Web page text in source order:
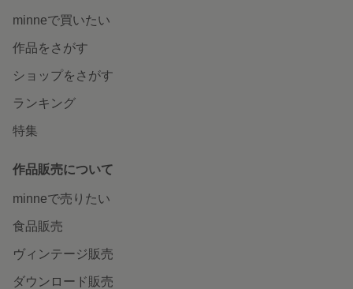
minneで買いたい
作品をさがす
ショップをさがす
ランキング
特集
作品販売について
minneで売りたい
食品販売
ヴィンテージ販売
ダウンロード販売